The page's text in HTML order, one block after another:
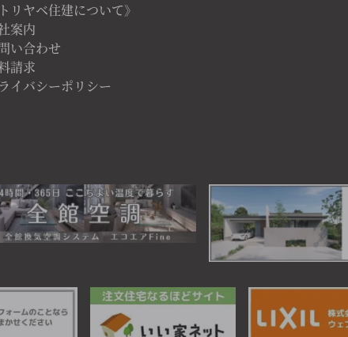
リヤベ住建について》
案内
い合わせ
請求
イバシーポリシー